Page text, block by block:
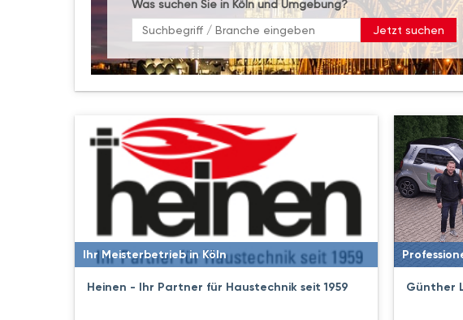
Was suchen Sie in Köln und Umgebung?
Jetzt suchen
Ihr Meisterbetrieb in Köln
Heinen - Ihr Partner für Haustechnik seit 1959 Günther